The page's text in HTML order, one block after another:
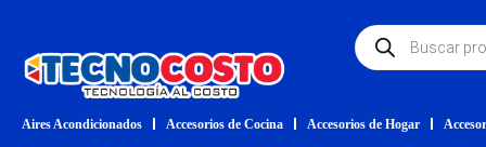
Aires Acondicionados Accesorios de Cocina Accesorios de Hogar